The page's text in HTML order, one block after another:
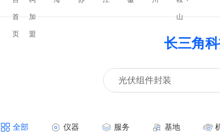
首
页
加
盟
山
长三角
全部 仪器 服务 基地